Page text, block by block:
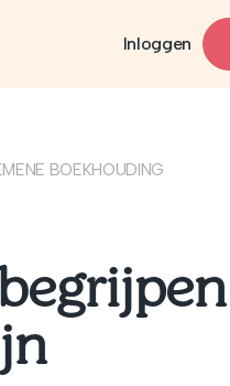
Inloggen
BOEKHOUDING